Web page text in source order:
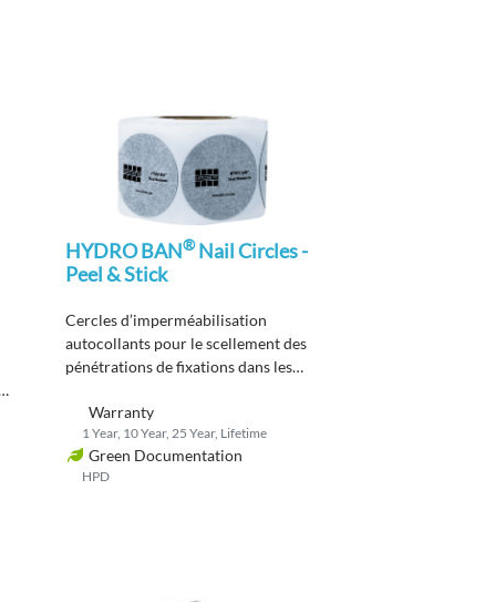
HYDRO BAN®Nail Circles -
Peel & Stick
Cercles d’imperméabilisation
autocollants pour le scellement des
pénétrations de fixations dans les
Warranty
1 Year, 10 Year, 25 Year, Lifetime
Green Documentation
HPD